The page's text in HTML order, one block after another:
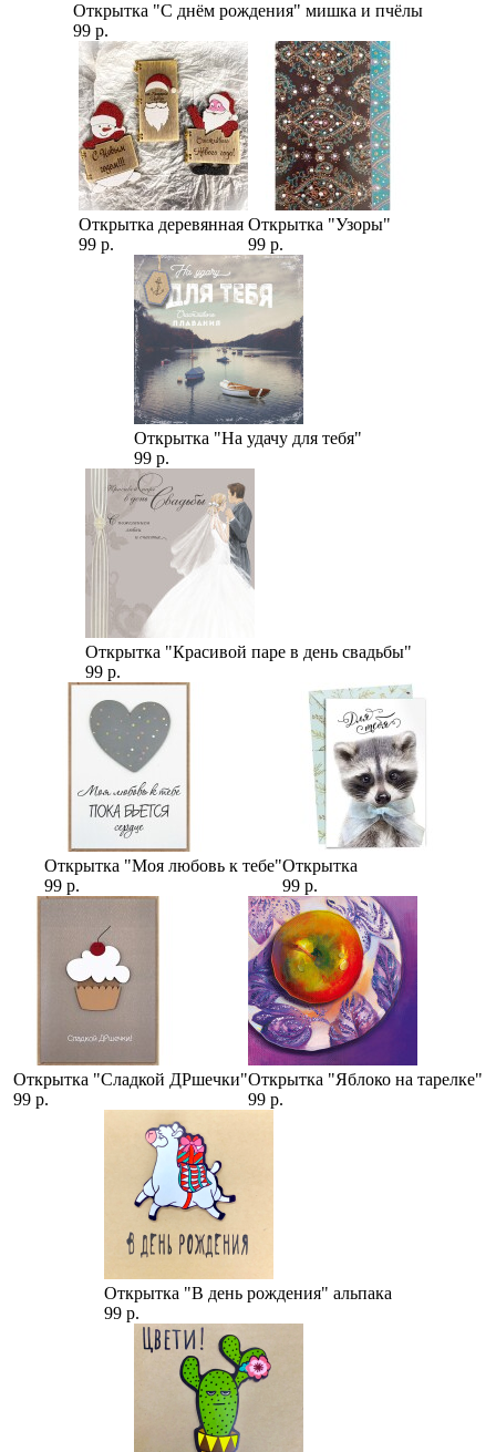
Открытка "С днём рождения" мишка и пчёлы
99 р.
Открытка деревянная
99 р.
Открытка "Узоры"
99 р.
Открытка "На удачу для тебя"
99 р.
Открытка "Красивой паре в день свадьбы"
99 р.
Открытка "Моя любовь к тебе"
99 р.
Открытка
99 р.
Открытка "Сладкой ДРшечки"
99 р.
Открытка "Яблоко на тарелке"
99 р.
Открытка "В день рождения" альпака
99 р.